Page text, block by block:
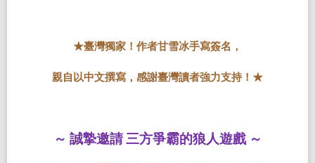
★臺灣獨家！作者甘雪冰手寫簽名，
親自以中文撰寫，感謝臺灣讀者強力支持！ ★
～ 誠摯邀請 三方爭霸的狼人遊戲 ～